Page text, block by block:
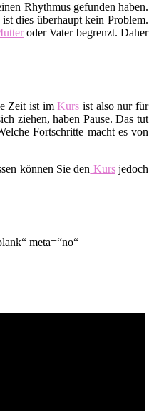
Rhythmus gefunden haben.
dies überhaupt kein Problem.
oder Vater begrenzt. Daher
Zeit ist imKurs ist also nur für
ziehen, haben Pause. Das tut
Fortschritte macht es von
können Sie den Kursjedoch
meta=“no“